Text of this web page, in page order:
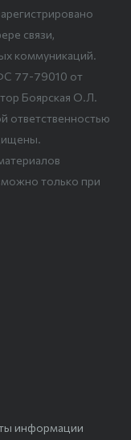
связи,
коммуникаций.
77-79010 от
Боярская О.Л.
ответственностью
только при
информации